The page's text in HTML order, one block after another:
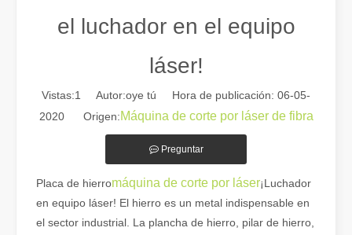
el luchador en el equipo
láser!
Vistas:1
Autor:oye tú Hora de publicación: 06-05-
2020 Origen:Máquina de corte por láser de fibra
Preguntar
Placa de hierromáquina de corte por láser¡Luchador
en equipo láser! El hierro es un metal indispensable en
el sector industrial. La plancha de hierro, pilar de hierro,